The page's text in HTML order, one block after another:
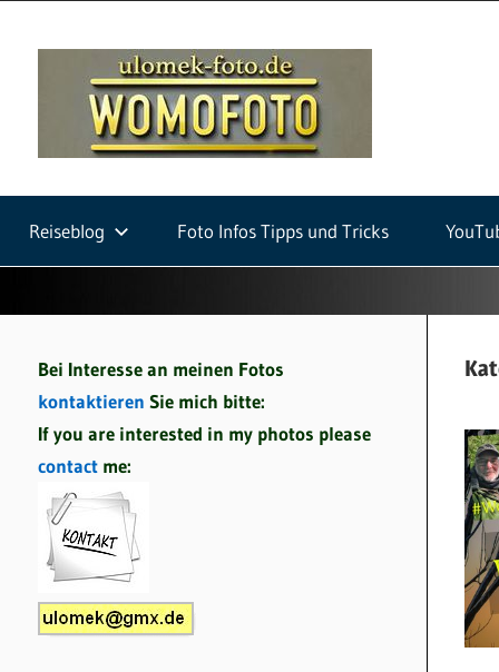
Inhalt
auf
Wohnmobilreisen
und
Reiseblog Foto Infos Tipps und Tricks
Bei Interesse an meinen Fotos
kontaktieren Sie mich bitte:
If you are interested in my photos please
contact me: